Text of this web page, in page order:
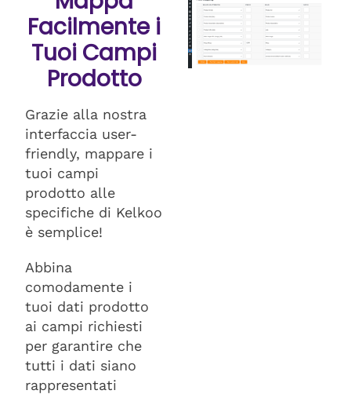
Facilmente i
Tuoi Campi
Prodotto
Grazie alla nostra
interfaccia user-
friendly, mappare i
tuoi campi
prodotto alle
specifiche di Kelkoo
è semplice!
Abbina
comodamente i
tuoi dati prodotto
ai campi richiesti
per garantire che
tutti i dati siano
rappresentati